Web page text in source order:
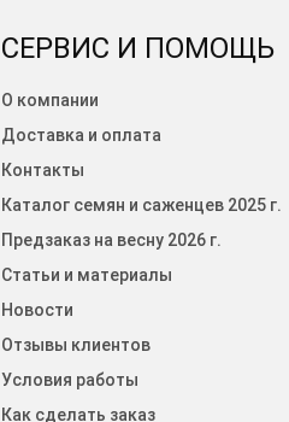
СЕРВИС И ПОМОЩЬ
О компании
Доставка и оплата
Контакты
Каталог семян и саженцев 2025 г.
Предзаказ на весну 2026 г.
Статьи и материалы
Новости
Отзывы клиентов
Условия работы
Как сделать заказ